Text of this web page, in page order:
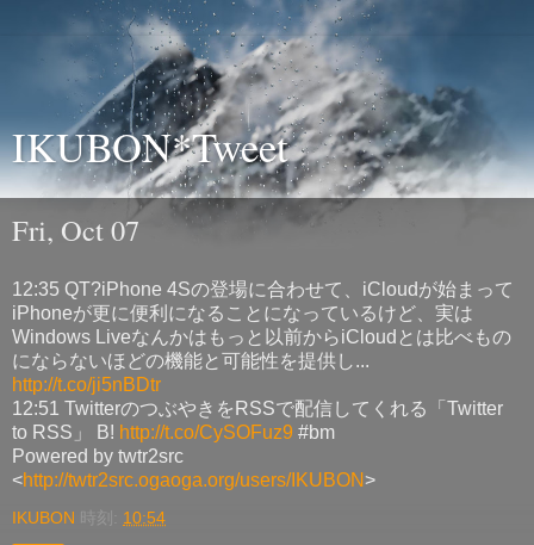
IKUBON*Tweet
Fri, Oct 07
12:35 QT?iPhone 4Sの登場に合わせて、iCloudが始まって
iPhoneが更に便利になることになっているけど、実は
Windows Liveなんかはもっと以前からiCloudとは比べもの
にならないほどの機能と可能性を提供し...
http://t.co/ji5nBDtr
12:51 TwitterのつぶやきをRSSで配信してくれる「Twitter
to RSS」 B! http://t.co/CySOFuz9 #bm
Powered by twtr2src
<http://twtr2src.ogaoga.org/users/IKUBON >
IKUBON 時刻: 10:54